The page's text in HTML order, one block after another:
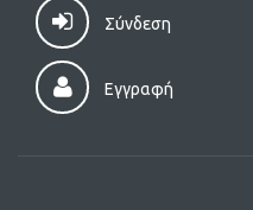
Σύνδεση
Εγγραφή